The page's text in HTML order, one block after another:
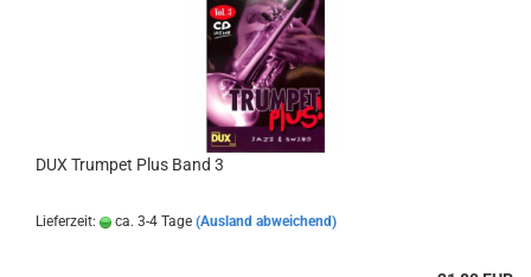
DUX Trumpet Plus Band 3
Lieferzeit: ca. 3-4 Tage (Ausland abweichend)